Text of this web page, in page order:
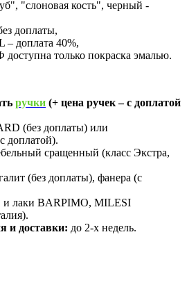
"слоновая кость", черный -
доплаты,
– доплата 40%,
только покраска эмалью.
ручки (+ цена ручек – с доплатой
(без доплаты) или
доплатой).
сращенный (класс Экстра,
(без доплаты), фанера (с
и лаки BARPIMO, MILESI
и доставки: до 2-х недель.